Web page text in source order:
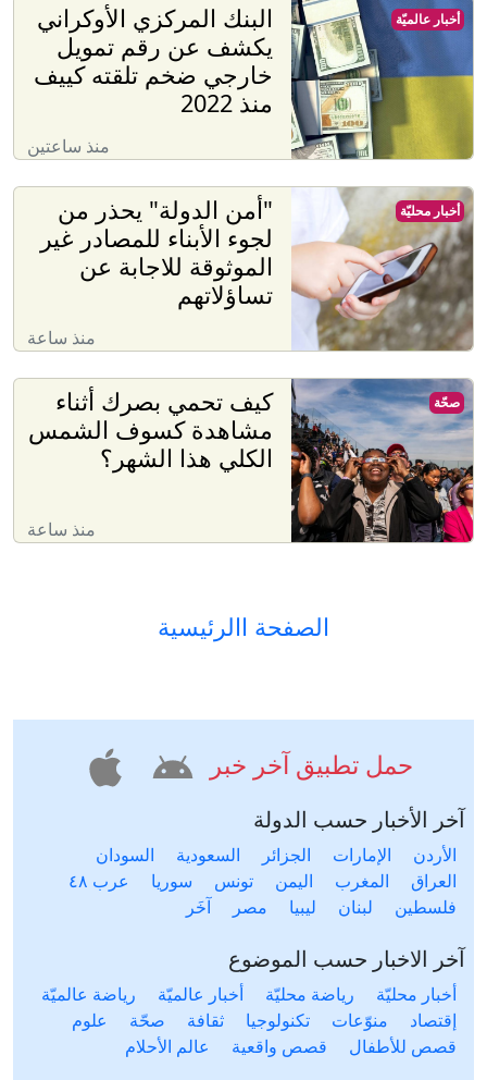
البنك المركزي الأوكراني
يكشف عن رقم تمويل
خارجي ضخم تلقته كييف
منذ 2022
منذ ساعتين
أخبار عالميّة
"أمن الدولة" يحذر من
لجوء الأبناء للمصادر غير
الموثوقة للاجابة عن
تساؤلاتهم
منذ ساعة
أخبار محليّة
كيف تحمي بصرك أثناء
مشاهدة كسوف الشمس
الكلي هذا الشهر؟
منذ ساعة
صحّة
الصفحة االرئيسية
حمل تطبيق آخر خبر
آخر الأخبار حسب الدولة
الأردن الإمارات الجزائر السعودية
السودان
العراق
المغرب اليمن تونس سوريا
عرب ٤٨
فلسطين
لبنان ليبيا مصر آخَر
آخر الاخبار حسب الموضوع
أخبار محليّة رياضة محليّة أخبار عالميّة
رياضة عالميّة
إقتصاد
منوّعات تكنولوجيا ثقافة صحّة
علوم
قصص للأطفال
قصص واقعية عالم الأحلام